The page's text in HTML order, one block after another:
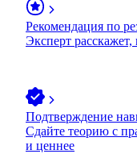
Рекомендация по
Эксперт расскажет,
Подтверждение
Сдайте теорию с
и ценнее